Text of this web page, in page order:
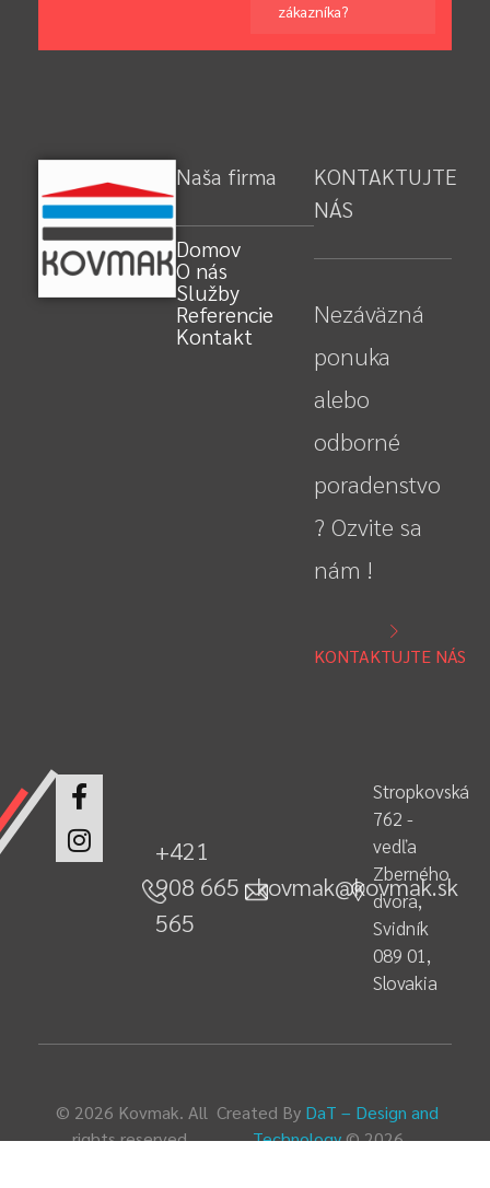
zákazníka?
Naša firma
Domov
O nás
Služby
Referencie
Kontakt
KONTAKTUJTE
NÁS
Nezáväzná
ponuka
alebo
odborné
poradenstvo
? Ozvite sa
nám !
KONTAKTUJTE NÁS
+421
908 665
565
kovmak@kovmak.sk
Stropkovská
762 -
vedľa
Zberného
dvora,
Svidník
089 01,
Slovakia
© 2026 Kovmak. All
rights reserved.
Created By DaT – Design and
Technology© 2026